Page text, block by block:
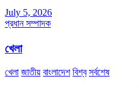
July 5, 2026
প্রধান সম্পাদক
খেলা
খেলা জাতীয় বাংলাদেশ বিশ্ব সর্বশেষ